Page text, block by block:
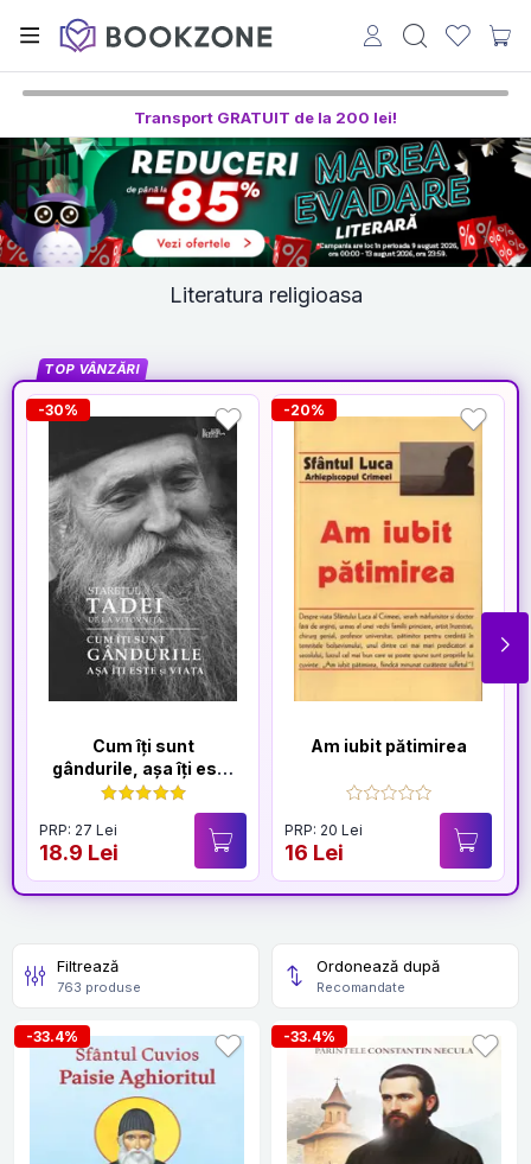
Transport GRATUIT de la 200 lei!
Literatura religioasa
TOP VÂNZĂRI
-30%
Cum îți sunt
gândurile, așa îți este
și viața
PRP: 27 Lei
18.9 Lei
-20%
Am iubit pătimirea
PRP: 20 Lei
16 Lei
Filtrează
763 produse
Ordonează după
Recomandate
-33.4% -33.4%